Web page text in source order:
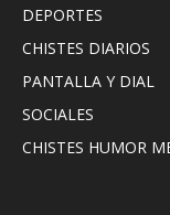
DEPORTES
CHISTES DIARIOS
PANTALLA Y DIAL
SOCIALES
CHISTES HUMOR